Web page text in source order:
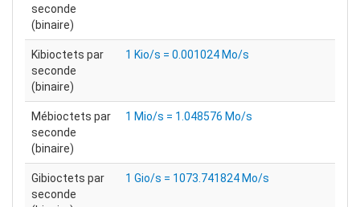
seconde
(binaire)
Kibioctets par
seconde
(binaire)
1 Kio/s = 0.001024 Mo/s
Mébioctets par
seconde
(binaire)
1 Mio/s = 1.048576 Mo/s
Gibioctets par
seconde
1 Gio/s = 1073.741824 Mo/s